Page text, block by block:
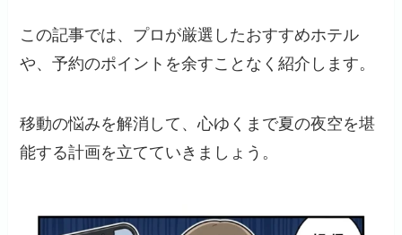
この記事では、プロが厳選したおすすめホテル
や、予約のポイントを余すことなく紹介します。
移動の悩みを解消して、心ゆくまで夏の夜空を堪
能する計画を立てていきましょう。